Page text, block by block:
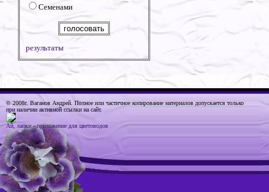
Семенами
результаты
© 2008г. Ваганов Андрей . Полное или частичное копирование материалов допускается только
при наличии активной ссылки на сайт.
Ай, лапки - приложение для цветоводов